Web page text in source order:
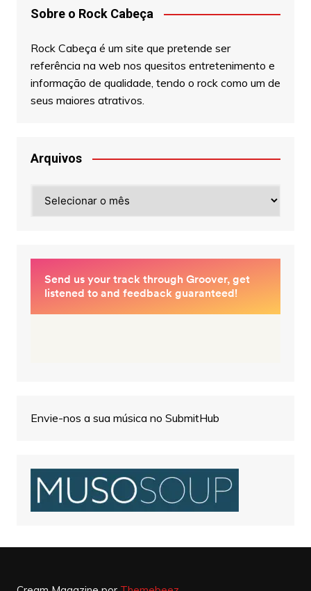
Sobre o Rock Cabeça
Rock Cabeça é um site que pretende ser
referência na web nos quesitos entretenimento e
informação de qualidade, tendo o rock como um de
seus maiores atrativos.
Arquivos
Envie-nos a sua música no SubmitHub